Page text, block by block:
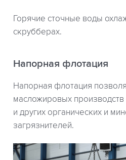
Горячие сточные воды
скрубберах.
Напорная флотация
Напорная флотация
масложировых производств
и других органических и
загрязнителей.